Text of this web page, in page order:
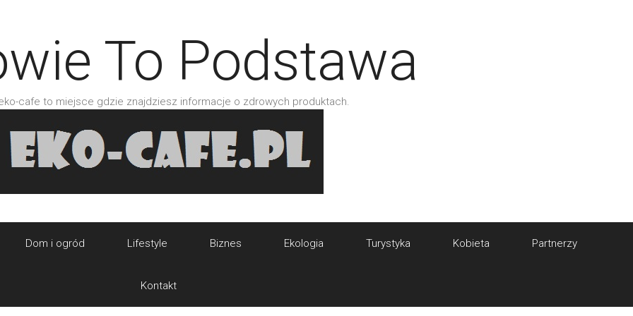
To Podstawa
cafe to miejsce gdzie znajdziesz informacje o zdrowych produktach.
Dom i ogród Lifestyle Biznes Ekologia Turystyka Kobieta Partnerzy
Kontakt